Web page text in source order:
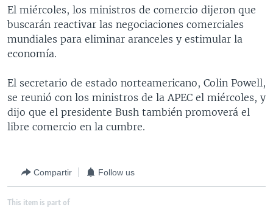
DEPORTES
CIENCIA Y SALUD
AUDIOS
FORO INTERAMERICANO
VISIÓN 360
PANORAMA
AVANCE INFORMATIVO
AUDIONOTICIAS
ESTADOS UNIDOS AL DÍA
EL MUNDO AL DÍA [RADIO]
FORO [RADIO]
NOTA ECONÓMICA
ENTRETENIMIENTO
DIRECT
DOCUMENTALES DE LA VOA
SÍGANOS
Idiomas
El miércoles, los ministros de comercio dijeron que
buscarán reactivar las negociaciones comerciales
mundiales para eliminar aranceles y estimular la
economía.
El secretario de estado norteamericano, Colin Powell,
se reunió con los ministros de la APEC el miércoles, y
dijo que el presidente Bush también promoverá el
libre comercio en la cumbre.
Compartir Follow us
This item is part of